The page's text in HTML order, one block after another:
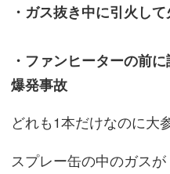
・ガス抜き中に引火して
・ファンヒーターの前
爆発事故
どれも1本だけなのに大
スプレー缶の中のガス